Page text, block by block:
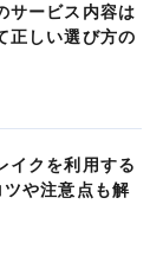
サービス内容は
正しい選び方の
イクを利用する
や注意点も解